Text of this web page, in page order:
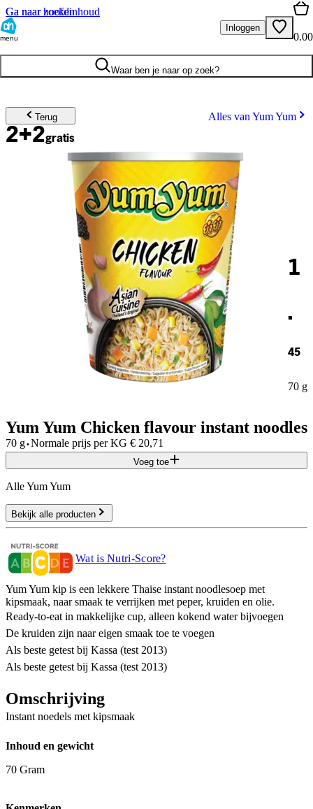
Ga naar hoofdinhoud
Ga naar zoeken
menu
Inloggen
0.00
Waar ben je naar op zoek?
Terug Alles van Yum Yum
2+2gratis
1
.
45
70 g
Yum Yum Chicken flavour instant noodles
70 g·Normale prijs per KG € 20,71
Voeg toe
Alle Yum Yum
Bekijk alle producten
Wat is Nutri-Score?
Yum Yum kip is een lekkere Thaise instant noodlesoep met
kipsmaak, naar smaak te verrijken met peper, kruiden en olie.
Ready-to-eat in makkelijke cup, alleen kokend water bijvoegen
De kruiden zijn naar eigen smaak toe te voegen
Als beste getest bij Kassa (test 2013)
Als beste getest bij Kassa (test 2013)
Omschrijving
Instant noedels met kipsmaak
Inhoud en gewicht
70 Gram